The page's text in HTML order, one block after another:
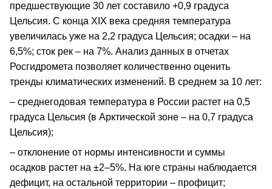
предшествующие 30 лет составило +0,9 градуса
Цельсия. С конца XIX века средняя температура
увеличилась уже на 2,2 градуса Цельсия; осадки – на
6,5%; сток рек – на 7%. Анализ данных в отчетах
Росгидромета позволяет количественно оценить
тренды климатических изменений. В среднем за 10 лет:
– среднегодовая температура в России растет на 0,5
градуса Цельсия (в Арктической зоне – на 0,7 градуса
Цельсия);
– отклонение от нормы интенсивности и суммы
осадков растет на ±2–5%. На юге страны наблюдается
дефицит, на остальной территории – профицит;